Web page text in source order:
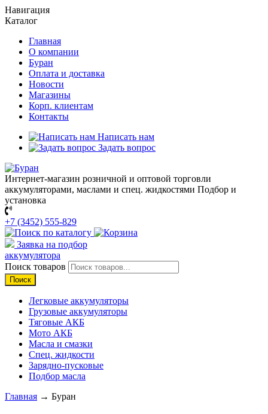
Навигация
Каталог
Главная
О компании
Буран
Оплата и доставка
Новости
Магазины
Корп. клиентам
Контакты
Написать нам
Задать вопрос
Интернет-магазин розничной и оптовой торговли
аккумуляторами, маслами и спец. жидкостями Подбор и
установка
+7 (3452) 555-829
Заявка на подбор
аккумулятора
Поиск товаров
Поиск
Легковые аккумуляторы
Грузовые аккумуляторы
Тяговые АКБ
Мото АКБ
Масла и смазки
Спец. жидкости
Зарядно-пусковые
Подбор масла
Главная → Буран